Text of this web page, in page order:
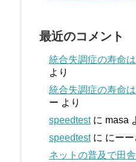
最近のコメント
統合失調症の寿命
より
統合失調症の寿命
ー より
speedtestに masa
speedtestに にーー
ネットの普及で田